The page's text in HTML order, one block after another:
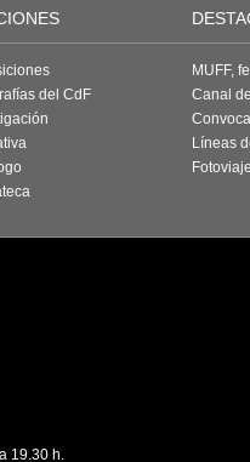
del CdF
MUFF,
Canal
Líneas
19.30 h.